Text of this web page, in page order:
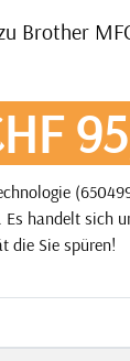
Brother
handelt sich
die Sie spüren!